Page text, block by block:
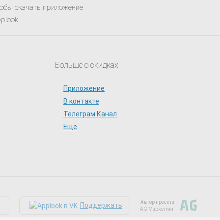
скачать приложение
Больше о скидках
Приложение
В контакте
Телеграм Канал
Еще
Поддержать
Автор проекта
AG Маркетинг